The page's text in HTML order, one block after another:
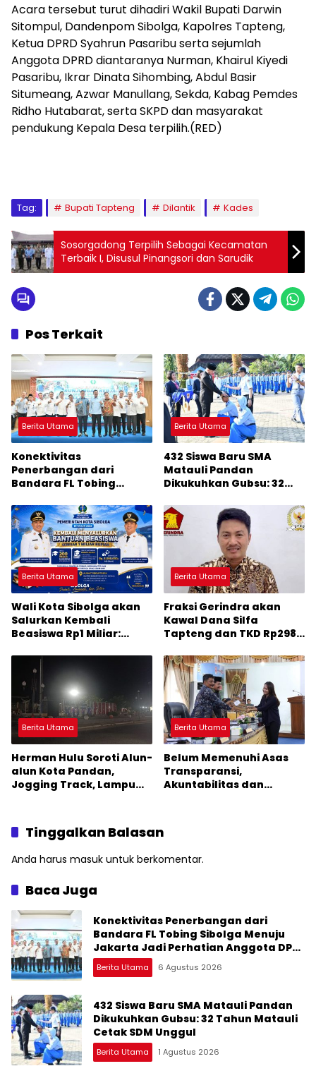
Acara tersebut turut dihadiri Wakil Bupati Darwin
Sitompul, Dandenpom Sibolga, Kapolres Tapteng,
Ketua DPRD Syahrun Pasaribu serta sejumlah
Anggota DPRD diantaranya Nurman, Khairul Kiyedi
Pasaribu, Ikrar Dinata Sihombing, Abdul Basir
Situmeang, Azwar Manullang, Sekda, Kabag Pemdes
Ridho Hutabarat, serta SKPD dan masyarakat
pendukung Kepala Desa terpilih.(RED)
Tag: Bupati Tapteng Dilantik Kades
Sosorgadong Terpilih Sebagai Kecamatan
Terbaik I, Disusul Pinangsori dan Sarudik
Pos Terkait
Berita Utama
Konektivitas
Penerbangan dari
Bandara FL Tobing
Jadi Perhatian Anggota
DPR RI Muhammad Lokot
Nasution
Berita Utama
432 Siswa Baru SMA
Matauli Pandan
Dikukuhkan Gubsu: 32
SDM Unggul
Berita Utama
Wali Kota Sibolga akan
Salurkan Kembali
Beasiswa Rp1 Miliar:
Mahasiswa Korban
Bencana
Berita Utama
Fraksi Gerindra akan
Kawal Dana Silfa
Tapteng dan TKD Rp298
Pekerjaan Pusat dan
Provinsi Diklaim Kerjaan
Tapteng
Berita Utama
Herman Hulu Soroti Alun-
alun Kota Pandan,
Jogging Track, Lampu
Berita Utama
Belum Memenuhi Asas
Transparansi,
Akuntabilitas dan
Tinggalkan Balasan
Anda harus masuk untuk berkomentar.
Baca Juga
Konektivitas Penerbangan dari
Bandara FL Tobing Sibolga Menuju
Jakarta Jadi Perhatian Anggota DPR
RI Muhammad Lokot Nasution
Berita Utama 6 Agustus 2026
432 Siswa Baru SMA Matauli Pandan
Dikukuhkan Gubsu: 32 Tahun Matauli
Cetak SDM Unggul
Berita Utama 1 Agustus 2026